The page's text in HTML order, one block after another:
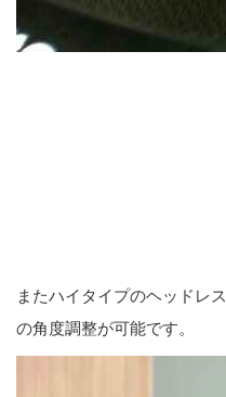
またハイタイプのヘッドレ
の角度調整が可能です。